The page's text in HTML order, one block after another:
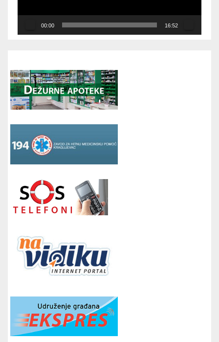
00:00 16:52